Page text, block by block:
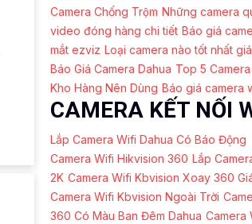
Camera Chống Trộm Những camera
video đóng hàng chi tiết Báo giá
mắt ezviz Loại camera nào tốt nhất
Báo Giá Camera Dahua Top 5
Kho Hàng Nên Dùng Báo giá camera
CAMERA KẾT NỐI
Lắp Camera Wifi Dahua Có Báo Động
Camera Wifi Hikvision 360 Lắp
2K Camera Wifi Kbvision Xoay 360
Camera Wifi Kbvision Ngoài Trời
360 Có Màu Ban Đêm Dahua Camera